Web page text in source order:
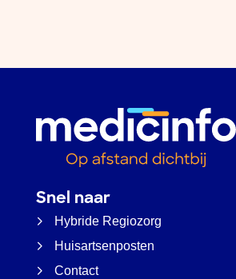
Snel naar
Hybride Regiozorg
Huisartsenposten
Contact